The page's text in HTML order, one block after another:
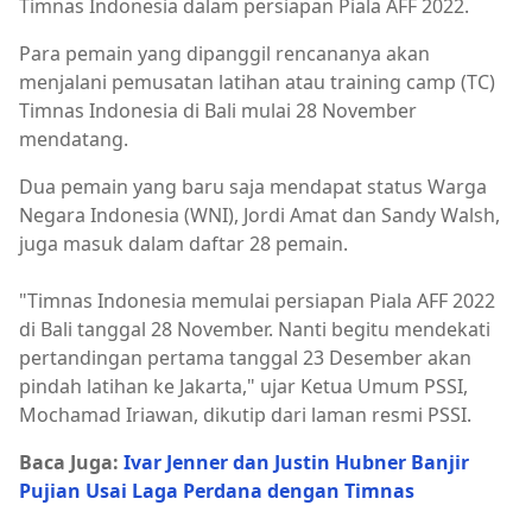
Timnas Indonesia dalam persiapan Piala AFF 2022.
Para pemain yang dipanggil rencananya akan
menjalani pemusatan latihan atau training camp (TC)
Timnas Indonesia di Bali mulai 28 November
mendatang.
Dua pemain yang baru saja mendapat status Warga
Negara Indonesia (WNI), Jordi Amat dan Sandy Walsh,
juga masuk dalam daftar 28 pemain.
"Timnas Indonesia memulai persiapan Piala AFF 2022
di Bali tanggal 28 November. Nanti begitu mendekati
pertandingan pertama tanggal 23 Desember akan
pindah latihan ke Jakarta," ujar Ketua Umum PSSI,
Mochamad Iriawan, dikutip dari laman resmi PSSI.
Baca Juga: Ivar Jenner dan Justin Hubner Banjir
Pujian Usai Laga Perdana dengan Timnas